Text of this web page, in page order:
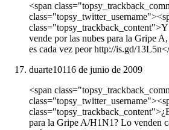
<span
vende por las nubes para la Gripe
es cada vez peor http://is.gd/
duarte10116 de junio de 2009
<span
para la Gripe A/H1N1? Lo venden